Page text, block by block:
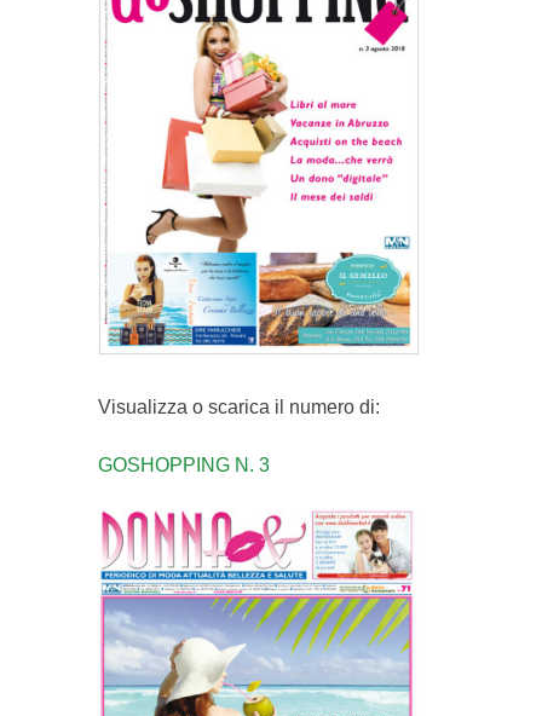
Visualizza o scarica il numero di:
GOSHOPPING N. 3